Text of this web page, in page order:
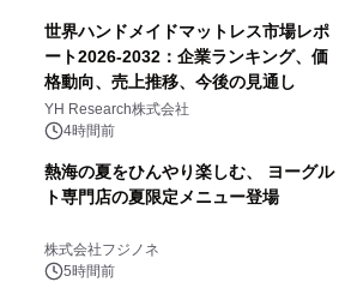
世界ハンドメイドマットレス市場レポ
ート2026-2032：企業ランキング、価
格動向、売上推移、今後の見通し
YH Research株式会社
4時間前
熱海の夏をひんやり楽しむ、 ヨーグル
ト専門店の夏限定メニュー登場
株式会社フジノネ
5時間前